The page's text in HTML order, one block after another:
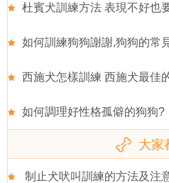
杜賓犬訓練方法 表現不好也
如何訓練狗狗謝謝,狗狗的常
西施犬怎樣訓練 西施犬最佳
如何調理好性格孤僻的狗狗?
大家
制止犬吠叫訓練的方法及注